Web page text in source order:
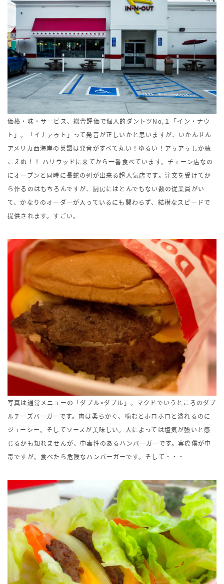
価格・味・サービス、総合評価で個人的ダントツNo,１「イン・ナウ
ト」。「イナァゥト」って発音が正しいかと思いますが、いかんせん
アメリカ西海岸の英語は発音がすべて丸い！ゆるい！アぅアぅしか聴
こえぬ！！ ハリウッドに来てから一番食べています。チェーン店なの
にオープンと同時に長蛇の列が出来る超人気店です。注文を受けてか
ら作るのはもちろんですが、厨房にはとんでもない数の従業員がい
て、かなりのオーダーが入っているにも関わらず、結構なスピードで
提供されます。すごい。
写真は通常メニューの「ダブル×ダブル」。マクドでいうところのダブ
ルチーズバーガーです。肉は柔らかく、噛むとホロホロと溢れるのに
ジューシー。そしてソースが美味しい。人によっては塩気が強いと感
じるかも知れませんが、中毒性のあるハンバーガーです。実際僕が中
毒ですが。食べたら危険なハンバーガーです。そして・・・